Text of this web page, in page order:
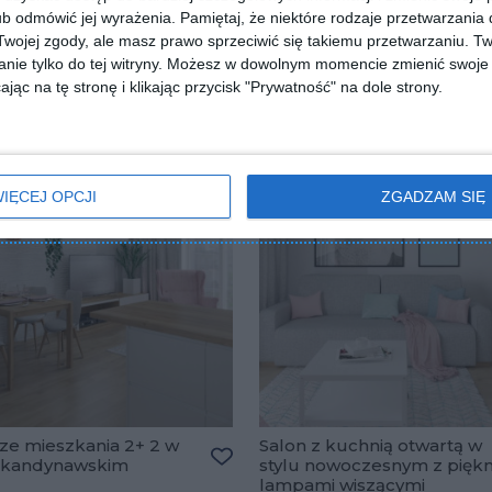
odmówić jej wyrażenia.
Pamiętaj, że niektóre rodzaje przetwarzania
zgody, ale masz prawo sprzeciwić się takiemu przetwarzaniu.
tylko do tej witryny. Możesz w dowolnym momencie zmienić
na tę stronę i klikając przycisk "Prywatność" na dole strony.
OPCJI ZGADZAM SIĘ
w stylu
z barkiem i
frontami
Dodaj do ulubionych
Nowoczesna kuchnia
z czarnym gresem nad
blatem
mieszkania 2+ 2 w
Dodaj do ulubionych
Salon z kuchnią otwartą w
stylu nowoczesnym z
lampami wiszącymi